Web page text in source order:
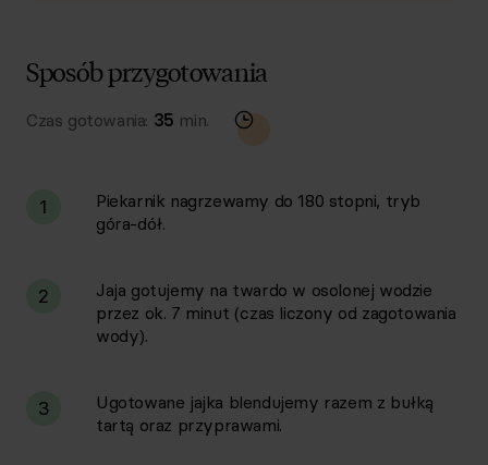
Sposób przygotowania
Czas gotowania: 35 min.
1
Piekarnik nagrzewamy do 180 stopni, tryb
góra-dół.
2
Jaja gotujemy na twardo w osolonej wodzie
przez ok. 7 minut (czas liczony od zagotowania
wody).
3
Ugotowane jajka blendujemy razem z bułką
tartą oraz przyprawami.